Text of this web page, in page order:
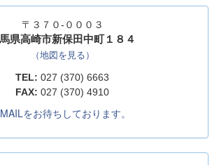
〒３７０-０００３
県高崎市新保田中町１８４
（地図を見る）
TEL: 027 (370) 6663
FAX: 027 (370) 4910
をお待ちしております。